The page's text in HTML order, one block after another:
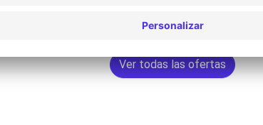
Ver todas las ofertas